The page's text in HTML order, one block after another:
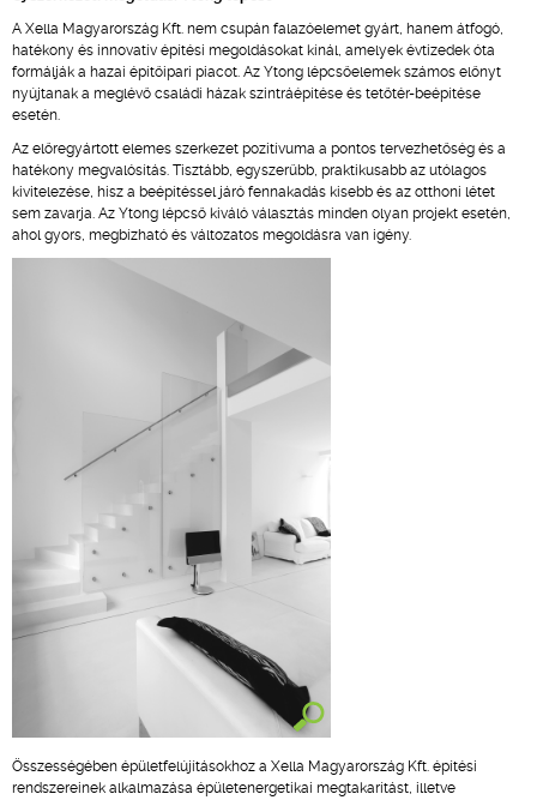
A Xella Magyarország Kft. nem csupán falazóelemet gyárt, hanem átfogó,
hatékony és innovatív építési megoldásokat kínál, amelyek évtizedek óta
formálják a hazai építőipari piacot. Az Ytong lépcsőelemek számos előnyt
nyújtanak a meglévő családi házak szintráépítése és tetőtér-beépítése
esetén.
Az előregyártott elemes szerkezet pozitívuma a pontos tervezhetőség és a
hatékony megvalósítás. Tisztább, egyszerűbb, praktikusabb az utólagos
kivitelezése, hisz a beépítéssel járó fennakadás kisebb és az otthoni létet
sem zavarja. Az Ytong lépcső kiváló választás minden olyan projekt esetén,
ahol gyors, megbízható és változatos megoldásra van igény.
Összességében épületfelújításokhoz a Xella Magyarország Kft. építési
rendszereinek alkalmazása épületenergetikai megtakarítást, illetve